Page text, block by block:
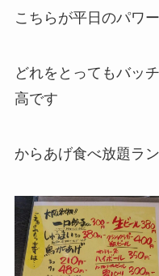
こちらが平日のパワ
どれをとってもバッ
高です
からあげ食べ放題ラ